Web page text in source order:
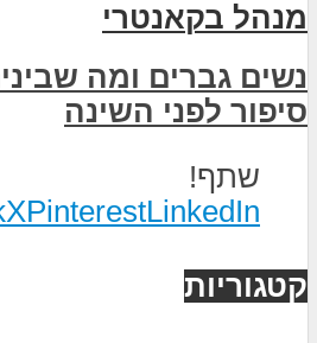
מנהל בקאנטרי
נשים גברים ומה
סיפור לפני השינה
שתף!
XPinterestLinkedIn
קטגוריות